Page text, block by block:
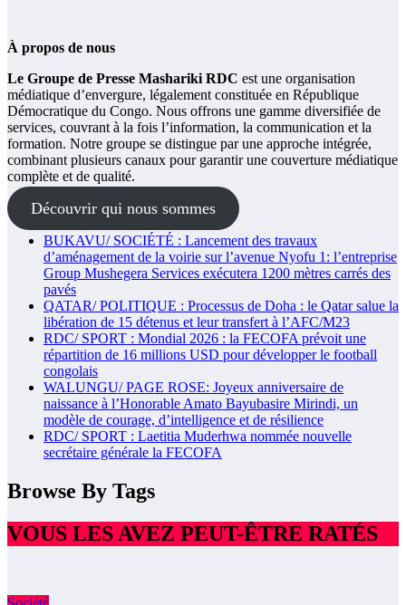
À propos de nous
Le Groupe de Presse Mashariki RDC est une organisation
médiatique d’envergure, légalement constituée en République
Démocratique du Congo. Nous offrons une gamme diversifiée de
services, couvrant à la fois l’information, la communication et la
formation. Notre groupe se distingue par une approche intégrée,
combinant plusieurs canaux pour garantir une couverture médiatique
complète et de qualité.
Découvrir qui nous sommes
BUKAVU/ SOCIÉTÉ : Lancement des travaux
d’aménagement de la voirie sur l’avenue Nyofu 1: l’entreprise
Group Mushegera Services exécutera 1200 mètres carrés des
pavés
QATAR/ POLITIQUE : Processus de Doha : le Qatar salue la
libération de 15 détenus et leur transfert à l’AFC/M23
RDC/ SPORT : Mondial 2026 : la FECOFA prévoit une
répartition de 16 millions USD pour développer le football
congolais
WALUNGU/ PAGE ROSE: Joyeux anniversaire de
naissance à l’Honorable Amato Bayubasire Mirindi, un
modèle de courage, d’intelligence et de résilience
RDC/ SPORT : Laetitia Muderhwa nommée nouvelle
secrétaire générale la FECOFA
Browse By Tags
VOUS LES AVEZ PEUT-ÊTRE RATÉS